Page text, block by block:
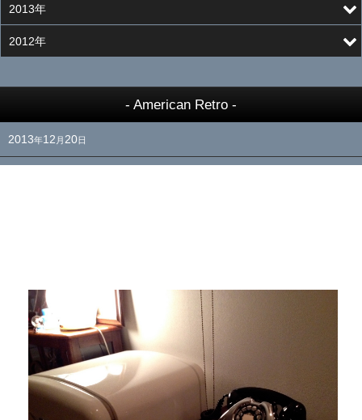
- American Retro -
2013年12 月 20日
2013年
2012年